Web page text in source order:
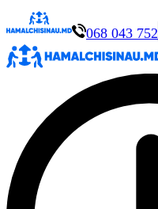
068 043 752